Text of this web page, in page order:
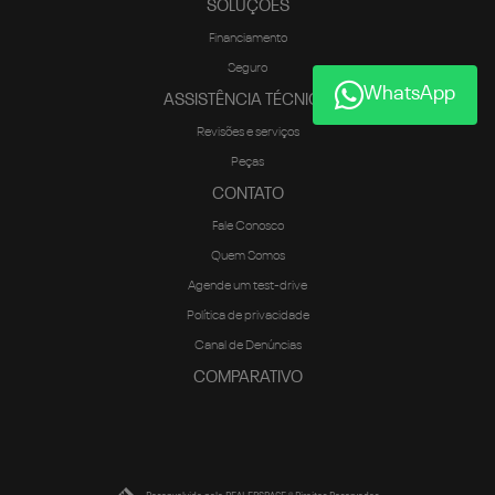
SOLUÇÕES
Financiamento
Seguro
ASSISTÊNCIA TÉCNICA
Revisões e serviços
Peças
CONTATO
Fale Conosco
Quem Somos
Agende um test-drive
Política de privacidade
Canal de Denúncias
COMPARATIVO
WhatsApp